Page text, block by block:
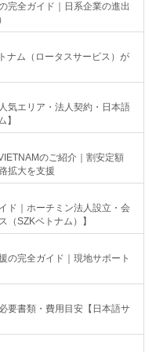
完全ガイド｜日系企業の進出
ナム（ロータスサービス）が
気エリア・法人契約・日本語
】
のご紹介｜割安定額
拡大を支援
ド｜ホーチミン法人設立・会
（SZKベトナム）】
の完全ガイド｜現地サポート
要書類・費用目安【日本語サ